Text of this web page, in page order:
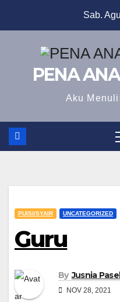
Sab.
PENA
Aku
PUISI/SYAIR UNCATEGORIZED
Guru
By Jusnia
NOV 28, 2021